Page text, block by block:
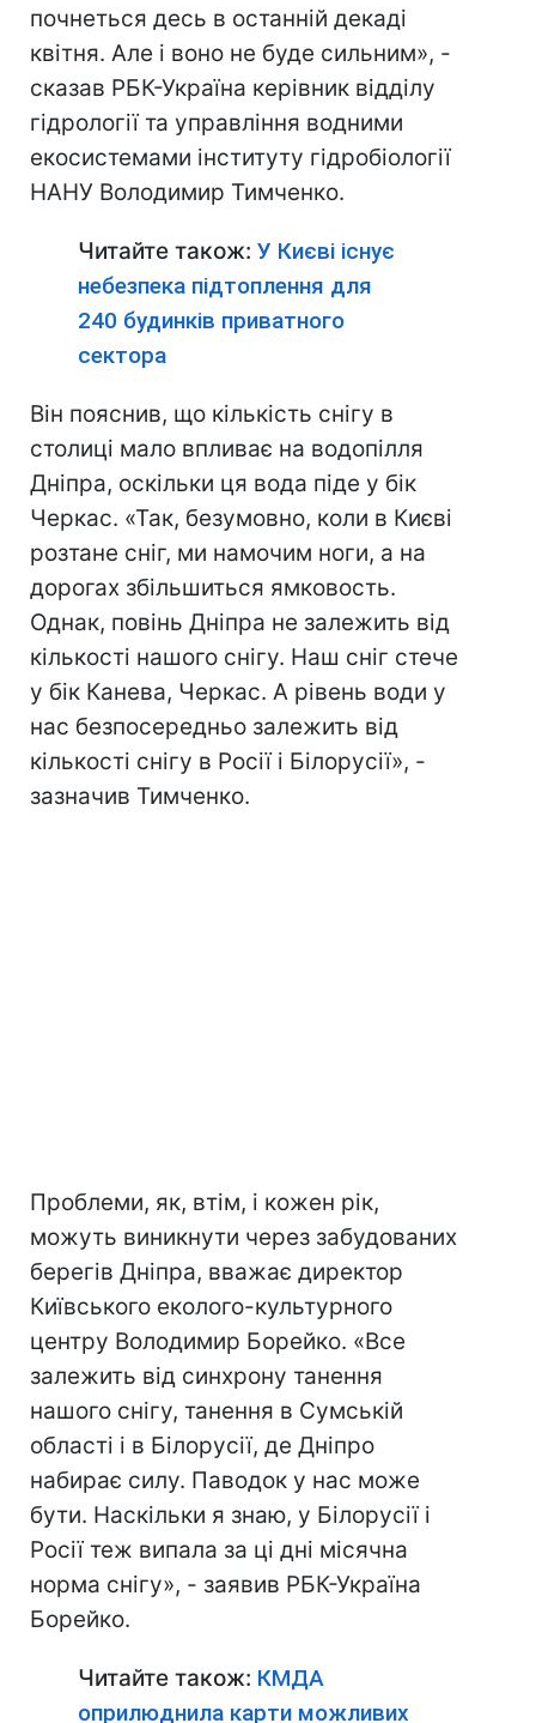
почнеться десь в останній декаді
квітня. Але і воно не буде сильним», -
сказав РБК-Україна керівник відділу
гідрології та управління водними
екосистемами інституту гідробіології
НАНУ Володимир Тимченко.
Читайте також: У Києві існує
небезпека підтоплення для
240 будинків приватного
сектора
Він пояснив, що кількість снігу в
столиці мало впливає на водопілля
Дніпра, оскільки ця вода піде у бік
Черкас. «Так, безумовно, коли в Києві
розтане сніг, ми намочим ноги, а на
дорогах збільшиться ямковость.
Однак, повінь Дніпра не залежить від
кількості нашого снігу. Наш сніг стече
у бік Канева, Черкас. А рівень води у
нас безпосередньо залежить від
кількості снігу в Росії і Білорусії», -
зазначив Тимченко.
Проблеми, як, втім, і кожен рік,
можуть виникнути через забудованих
берегів Дніпра, вважає директор
Київського еколого-культурного
центру Володимир Борейко. «Все
залежить від синхрону танення
нашого снігу, танення в Сумській
області і в Білорусії, де Дніпро
набирає силу. Паводок у нас може
бути. Наскільки я знаю, у Білорусії і
Росії теж випала за ці дні місячна
норма снігу», - заявив РБК-Україна
Борейко.
Читайте також: КМДА
оприлюднила карти можливих